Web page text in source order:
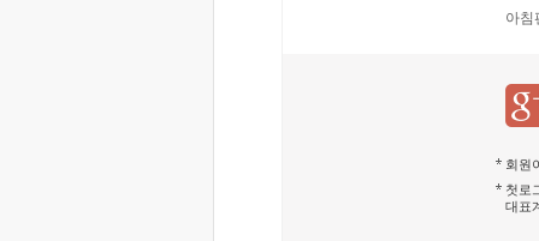
아침
회원
첫로
대표